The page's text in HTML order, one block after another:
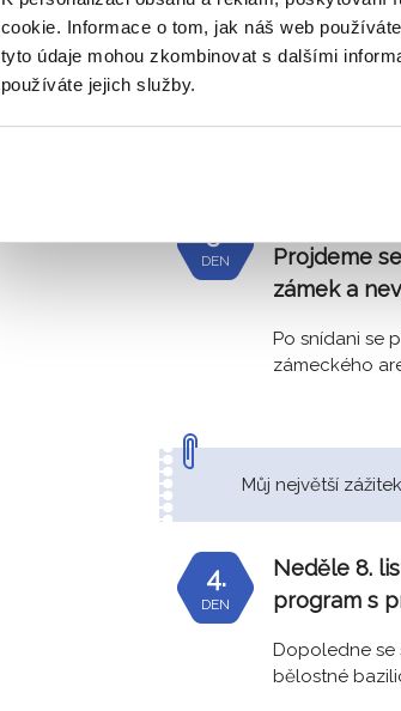
cookie. Informace o tom, jak náš web
tyto údaje mohou zkombinovat s dalšími
používáte jejich služby.
Po snídani se
návštěvou
DEN
Projdeme
zámek a
Po snídani se
zámeckého
Můj největší
4.
DEN
Neděle 8.
program s
Dopoledne se
bělostné